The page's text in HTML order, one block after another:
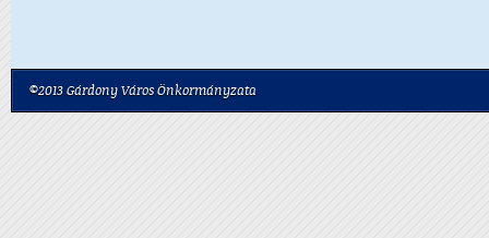
©2013 Gárdony Város Önkormányzata